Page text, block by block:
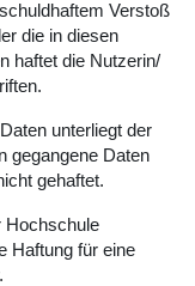
Verstoß
die in diesen
haftet die Nutzerin/
unterliegt der
gegangene Daten
gehaftet.
Hochschule
Haftung für eine